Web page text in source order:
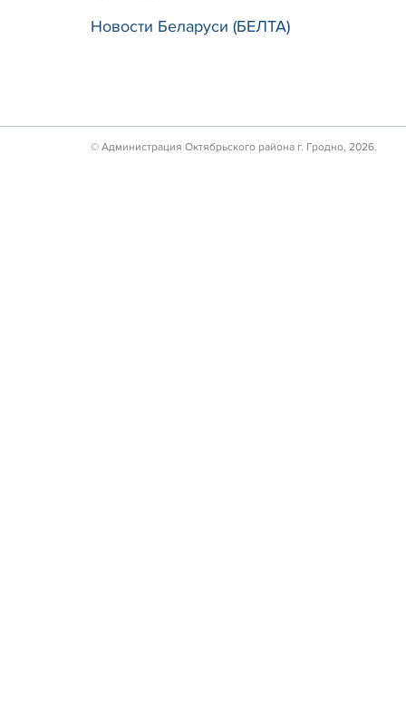
Новости Беларуси (БЕЛТА)
© Администрация Октябрьского района г. Гродно, 2026.